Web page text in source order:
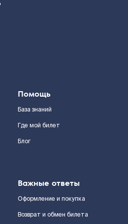
Помощь
База знаний
Где мой билет
Блог
Важные ответы
Оформление и покупка
Возврат и обмен билета